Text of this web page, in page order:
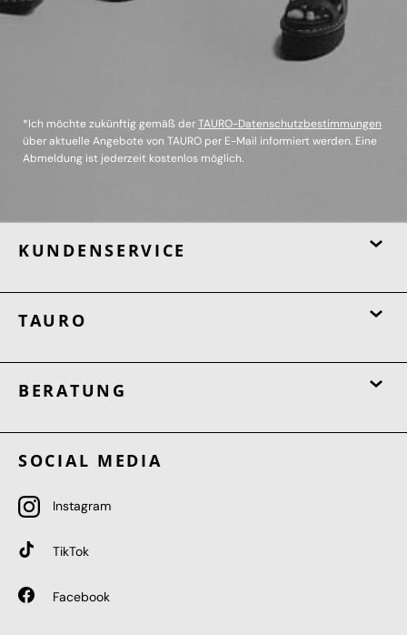
*Ich möchte zukünftig gemäß derTAURO-Datenschutzbestimmungen
über aktuelle Angebote von TAURO per E-Mail informiert werden. Eine
Abmeldung ist jederzeit kostenlos möglich.
KUNDENSERVICE
TAURO
BERATUNG
SOCIAL MEDIA
Instagram
TikTok
Facebook